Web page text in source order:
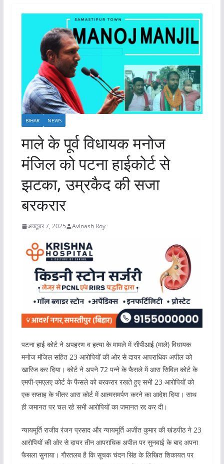
BIHAR NEWS
माले के पूर्व विधायक मनोज
मंजिल को पटना हाईकोर्ट से
झटका, उम्रकैद की सजा
बरकरार
अक्टूबर 7, 2025 Avinash Roy
पटना हाई कोर्ट ने अपहरण व हत्या के मामले में सीपीआई (माले) विधायक
मनोज मंजिल सहित 23 आरोपियों की ओर से दायर आपराधिक अपील को
खारिज कर दिया। कोर्ट ने अपने 72 पन्ने के फैसले में आरा सिविल कोर्ट के
एमपी-एमएलए कोर्ट के फैसले को बरकरार रखते हुए सभी 23 आरोपियों को
एक सप्ताह के भीतर आरा कोर्ट में आत्मसमर्पण करने का आदेश दिया। साथ
ही जमानत पर चल रहे सभी आरोपियों का जमानत रद्द कर दी।
न्यायमूर्ति राजीव रंजन प्रसाद और न्यायमूर्ति अजीत कुमार की खंडपीठ ने 23
आरोपियों की ओर से दायर तीन आपराधिक अपील पर सुनवाई के बाद अपना
फैसला सुनाया। गौरतलब है कि सूचक चंदन सिंह के लिखित शिकायत पर